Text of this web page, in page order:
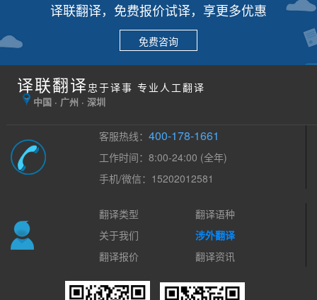
译联翻译，免费报价试译，享更多优惠
免费咨询
译联翻译 忠于译事 专业人工翻译
中国 · 广州 · 深圳
客服热线：400-178-1661
工作时间：8:00-24:00 (全年)
手机/微信：15202012581
翻译类型
翻译语种
关于我们
涉外翻译
翻译报价
翻译资讯